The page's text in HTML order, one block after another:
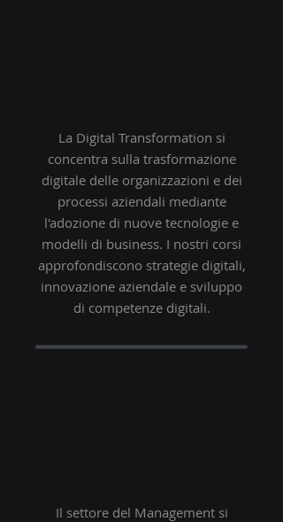
La Digital Transformation si
concentra sulla trasformazione
digitale delle organizzazioni e dei
processi aziendali mediante
l'adozione di nuove tecnologie e
modelli di business. I nostri corsi
approfondiscono strategie digitali,
innovazione aziendale e sviluppo
di competenze digitali.
Il settore del Management si